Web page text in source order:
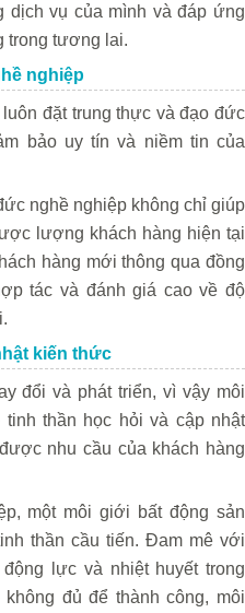
dịch vụ của mình và đáp ứng
trong tương lai.
nghiệp
đặt trung thực và đạo đức
bảo uy tín và niềm tin của
nghề nghiệp không chỉ giúp
lượng khách hàng hiện tại
hàng mới thông qua đồng
tác và đánh giá cao về độ
kiến thức
đổi và phát triển, vì vậy môi
thần học hỏi và cập nhật
nhu cầu của khách hàng
một môi giới bất động sản
thần cầu tiến. Đam mê với
lực và nhiệt huyết trong
đủ để thành công, môi